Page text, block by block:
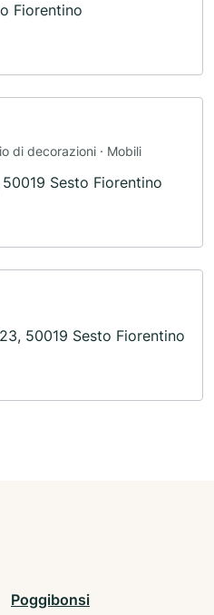
Fiorentino
di decorazioni · Mobili
Sesto Fiorentino
50019 Sesto Fiorentino
Poggibonsi